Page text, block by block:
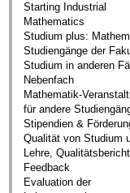
Starting Industrial
Mathematics
Studium plus:
Studiengänge der
Studium in anderen
Nebenfach
Mathematik-
für andere
Stipendien &
Qualität von Studium
Lehre,
Feedback
Evaluation der